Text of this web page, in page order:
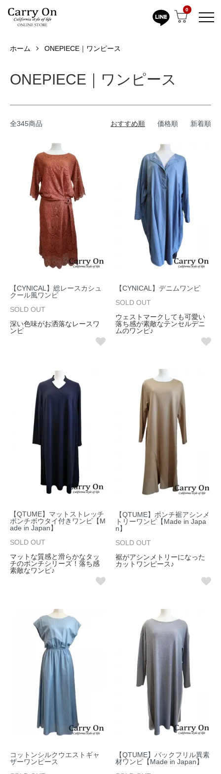
0
ホーム ONEPIECE｜ワンピース
ONEPIECE｜ワンピース
全345商品 おすすめ順 価格順 新着順
【CYNICAL】総レースカシュ
クール風ワンピ
SOLD OUT
深い色味がお洒落なレースワ
ンピ
【CYNICAL】デニムワンピ
SOLD OUT
ウェストマークしても可愛い
落ち感が素敵なテンセルデニ
ムのワンピ♪
【QTUME】マットストレッチ
ポンチボウタイ付きワンピ【M
ade in Japan】
SOLD OUT
マットな質感と滑らかなタッ
チのポンチシリーズ！落ち感
素敵なワンピ♪
【QTUME】ポンチ裾アシンメ
トリーワンピ【Made in Japa
n】
SOLD OUT
裾がアシンメトリーになった
カットワンピース♪
コットンシルクウエストギャ
ザーワンピース
【QTUME】バックフリル異素
材ワンピ【Made in Japan】